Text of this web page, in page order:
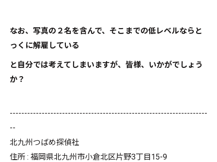
なお、写真の２名を含んで、そこまでの低レベルならと
っくに解雇している
と自分では考えてしまいますが、皆様、いかがでしょう
か？
--------------------------------------------------------------------
--
北九州つばめ探偵社
住所 : 福岡県北九州市小倉北区片野3丁目15-9